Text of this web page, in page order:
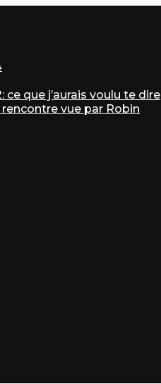
que j’aurais voulu te dire
vue par Robin